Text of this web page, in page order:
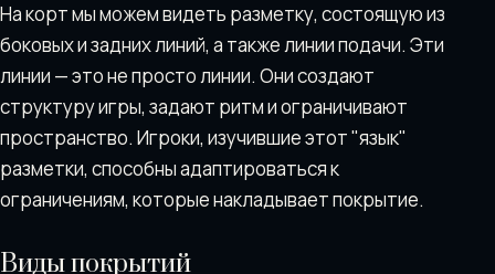
На корт мы можем видеть разметку, состоящую из
боковых и задних линий, а также линии подачи. Эти
линии — это не просто линии. Они создают
структуру игры, задают ритм и ограничивают
пространство. Игроки, изучившие этот "язык"
разметки, способны адаптироваться к
ограничениям, которые накладывает покрытие.
Виды покрытий